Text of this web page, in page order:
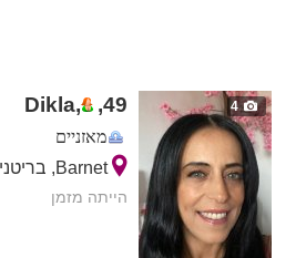
4
Dikla, ,49
מאזניים
Barnet, בריטניה
הייתה מזמן